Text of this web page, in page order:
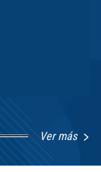
Ver más